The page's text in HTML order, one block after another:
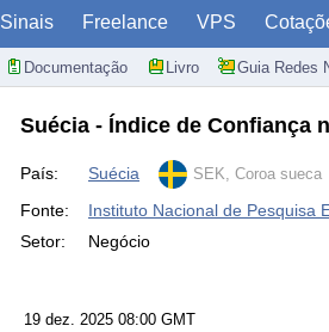
Sinais Freelance VPS
Documentação Livro Guia Redes
Suécia - Índice de Confiança
País: Suécia SEK, Coroa sueca
Fonte:
Instituto Nacional de Pesquisa
Setor:
Negócio
19 dez. 2025 08:00 GMT